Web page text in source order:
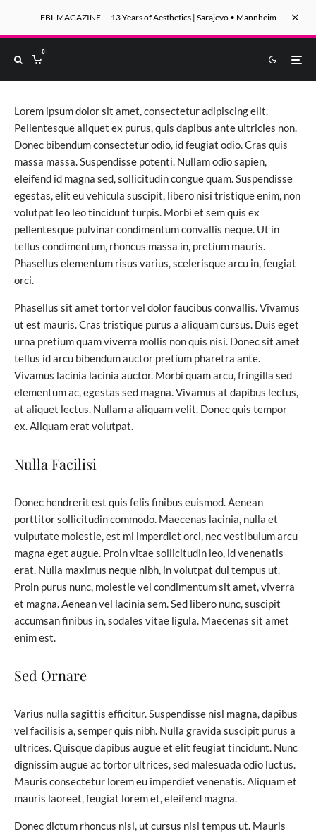
FBL MAGAZINE — 13 Years of Aesthetics | Sarajevo • Mannheim
0
Lorem ipsum dolor sit amet, consectetur adipiscing elit.
Pellentesque aliquet ex purus, quis dapibus ante ultricies non.
Donec bibendum consectetur odio, id feugiat odio. Cras quis
massa massa. Suspendisse potenti. Nullam odio sapien,
eleifend id magna sed, sollicitudin congue quam. Suspendisse
egestas, elit eu vehicula suscipit, libero nisi tristique enim, non
volutpat leo leo tincidunt turpis. Morbi et sem quis ex
pellentesque pulvinar condimentum convallis neque. Ut in
tellus condimentum, rhoncus massa in, pretium mauris.
Phasellus elementum risus varius, scelerisque arcu in, feugiat
orci.
Phasellus sit amet tortor vel dolor faucibus convallis. Vivamus
ut est mauris. Cras tristique purus a aliquam cursus. Duis eget
urna pretium quam viverra mollis non quis nisi. Donec sit amet
tellus id arcu bibendum auctor pretium pharetra ante.
Vivamus lacinia lacinia auctor. Morbi quam arcu, fringilla sed
elementum ac, egestas sed magna. Vivamus at dapibus lectus,
at aliquet lectus. Nullam a aliquam velit. Donec quis tempor
ex. Aliquam erat volutpat.
Nulla Facilisi
Donec hendrerit est quis felis finibus euismod. Aenean
porttitor sollicitudin commodo. Maecenas lacinia, nulla et
vulputate molestie, est mi imperdiet orci, nec vestibulum arcu
magna eget augue. Proin vitae sollicitudin leo, id venenatis
erat. Nulla maximus neque nibh, in volutpat dui tempus ut.
Proin purus nunc, molestie vel condimentum sit amet, viverra
et magna. Aenean vel lacinia sem. Sed libero nunc, suscipit
accumsan finibus in, sodales vitae ligula. Maecenas sit amet
enim est.
Sed Ornare
Varius nulla sagittis efficitur. Suspendisse nisl magna, dapibus
vel facilisis a, semper quis nibh. Nulla gravida suscipit purus a
ultrices. Quisque dapibus augue et elit feugiat tincidunt. Nunc
dignissim augue ac tortor ultrices, sed malesuada odio luctus.
Mauris consectetur lorem eu imperdiet venenatis. Aliquam et
mauris laoreet, feugiat lorem et, eleifend magna.
Donec dictum rhoncus nisl, ut cursus nisl tempus ut. Mauris